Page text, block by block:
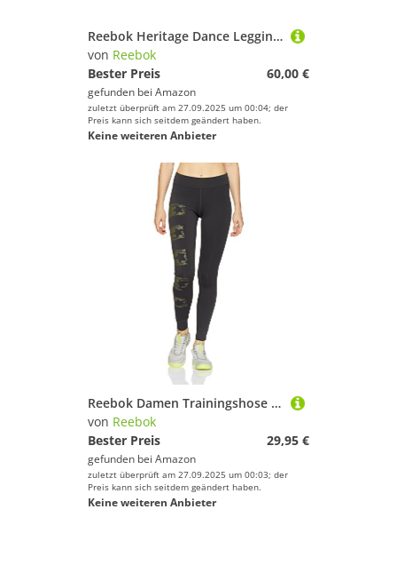
Reebok Heritage Dance Leggings
von Reebok
Bester Preis
60,00 €
gefunden bei Amazon
zuletzt überprüft am 27.09.2025 um 00:04; der
Preis kann sich seitdem geändert haben.
Keine weiteren Anbieter
Reebok Damen Trainingshose Yoga Painted Tights, grau (anthrazit), S
von Reebok
Bester Preis
29,95 €
gefunden bei Amazon
zuletzt überprüft am 27.09.2025 um 00:03; der
Preis kann sich seitdem geändert haben.
Keine weiteren Anbieter